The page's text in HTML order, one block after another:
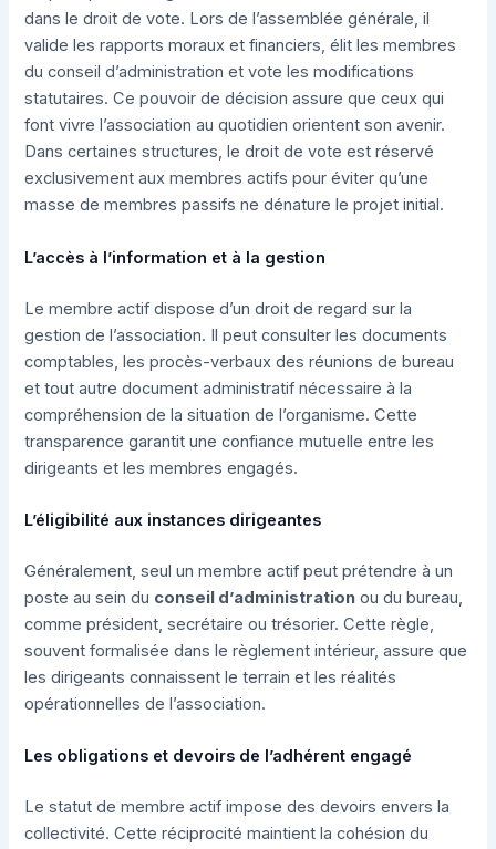
dans le droit de vote. Lors de l’assemblée générale, il
valide les rapports moraux et financiers, élit les membres
du conseil d’administration et vote les modifications
statutaires. Ce pouvoir de décision assure que ceux qui
font vivre l’association au quotidien orientent son avenir.
Dans certaines structures, le droit de vote est réservé
exclusivement aux membres actifs pour éviter qu’une
masse de membres passifs ne dénature le projet initial.
L’accès à l’information et à la gestion
Le membre actif dispose d’un droit de regard sur la
gestion de l’association. Il peut consulter les documents
comptables, les procès-verbaux des réunions de bureau
et tout autre document administratif nécessaire à la
compréhension de la situation de l’organisme. Cette
transparence garantit une confiance mutuelle entre les
dirigeants et les membres engagés.
L’éligibilité aux instances dirigeantes
Généralement, seul un membre actif peut prétendre à un
poste au sein du conseil d’administration ou du bureau,
comme président, secrétaire ou trésorier. Cette règle,
souvent formalisée dans le règlement intérieur, assure que
les dirigeants connaissent le terrain et les réalités
opérationnelles de l’association.
Les obligations et devoirs de l’adhérent engagé
Le statut de membre actif impose des devoirs envers la
collectivité. Cette réciprocité maintient la cohésion du